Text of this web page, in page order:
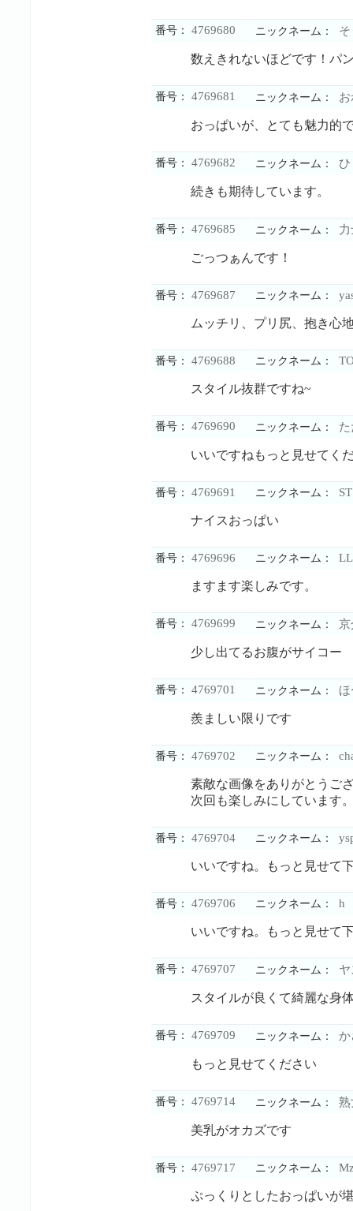
番号： 4769680 ニックネーム：
数えきれないほどです！パ
番号： 4769681 ニックネーム：
おっぱいが、とても魅力的
番号： 4769682 ニックネーム： ひ
続きも期待しています。
番号： 4769685 ニックネーム：
ごっつぁんです！
番号： 4769687 ニックネーム：
ムッチリ、プリ尻、抱き心
番号： 4769688 ニックネーム：
スタイル抜群ですね~
番号： 4769690 ニックネーム：
いいですねもっと見せてく
番号： 4769691 ニックネーム： ST
ナイスおっぱい
番号： 4769696 ニックネーム：
ますます楽しみです。
番号： 4769699 ニックネーム： 京
少し出てるお腹がサイコー
番号： 4769701 ニックネーム：
羨ましい限りです
番号： 4769702 ニックネーム：
素敵な画像をありがとうご
次回も楽しみにしています
番号： 4769704 ニックネーム：
いいですね。もっと見せて
番号： 4769706 ニックネーム： h
いいですね。もっと見せて
番号： 4769707 ニックネーム：
スタイルが良くて綺麗な身
番号： 4769709 ニックネーム：
もっと見せてください
番号： 4769714 ニックネーム： 熟
美乳がオカズです
番号： 4769717 ニックネーム：
ぷっくりとしたおっぱいが